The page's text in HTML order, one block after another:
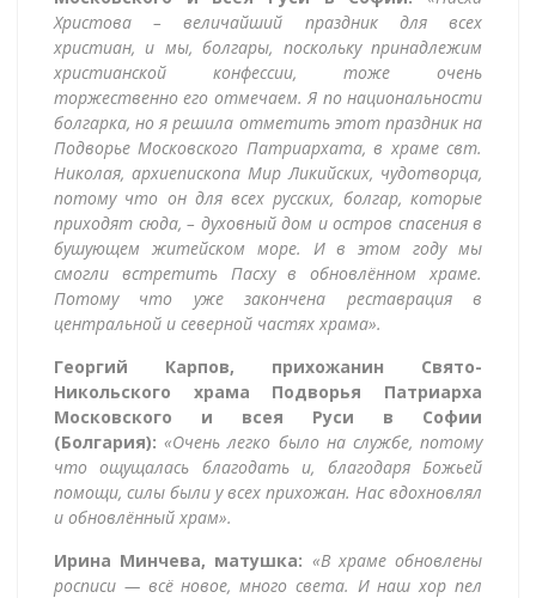
Христова – величайший праздник для всех
христиан, и мы, болгары, поскольку принадлежим
христианской конфессии, тоже очень
торжественно его отмечаем. Я по национальности
болгарка, но я решила отметить этот праздник на
Подворье Московского Патриархата, в храме свт.
Николая, архиепископа Мир Ликийских, чудотворца,
потому что он для всех русских, болгар, которые
приходят сюда, – духовный дом и остров спасения в
бушующем житейском море. И в этом году мы
смогли встретить Пасху в обновлённом храме.
Потому что уже закончена реставрация в
центральной и северной частях храма».
Георгий Карпов, прихожанин Свято-
Никольского храма Подворья Патриарха
Московского и всея Руси в Софии
(Болгария): «Очень легко было на службе, потому
что ощущалась благодать и, благодаря Божьей
помощи, силы были у всех прихожан. Нас вдохновлял
и обновлённый храм».
Ирина Минчева, матушка: «В храме обновлены
росписи — всё новое, много света. И наш хор пел